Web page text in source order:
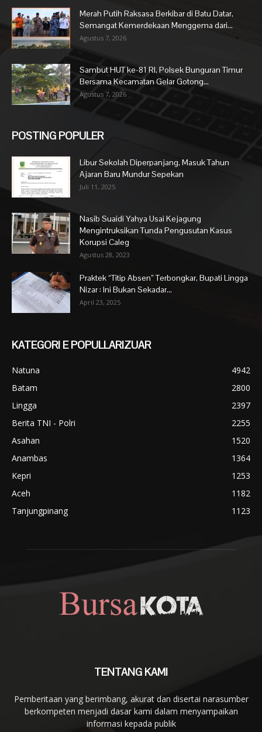
Merah Putih Raksasa Berkibar di Batu Datar,
Semangat Kemerdekaan Menggema dari...
Agustus 7, 2026
Sambut HUT ke-81 RI, Polsek Bunguran Timur
Bersama Kecamatan Gelar Gotong...
Agustus 7, 2026
POSTING POPULER
Libur Sekolah Diperpanjang, Masuk Tahun
Ajaran Baru Mundur Sepekan
Juli 11, 2025
Nasib Suaidi Yahya Usai Kejagung
Mengintruksikan Tunda Pengusutan Kasus
Korupsi Caleg
Agustus 28, 2023
Praktek “Titip Absen” Terbongkar, Bupati Lingga
Nizar : Ini Bukan Sekadar...
April 23, 2025
KATEGORI E POPULLARIZUAR
Natuna
4942
Batam
2800
Lingga
2397
Berita TNI - Polri
2255
Asahan
1520
Anambas
1364
Kepri
1253
Aceh
1182
Tanjungpinang
1123
TENTANG KAMI
Pemberitaan yang berimbang, akurat dan disertai narasumber
berkompeten menjadi dasar kami dalam menyampaikan
informasi kepada publik